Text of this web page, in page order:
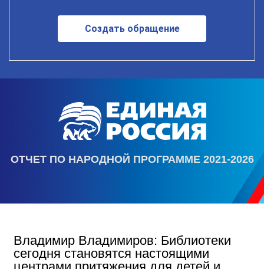
Создать обращение
ОТЧЕТ ПО НАРОДНОЙ ПРОГРАММЕ 2021-2026
Владимир Владимиров: Библиотеки
сегодня становятся настоящими